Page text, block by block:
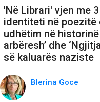
'Në Librari' vjen me
identiteti në poezitë
udhëtim në
arbëresh’ dhe
së kaluarës naziste
Blerina Goce